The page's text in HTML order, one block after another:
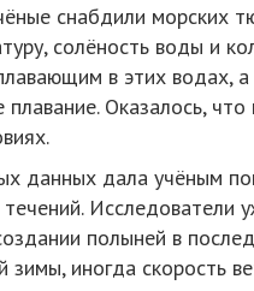
снабдили морских
солёность воды и
в этих водах,
Оказалось,
данных дала учёным
Исследователи
полыней в
зимы, иногда скорость